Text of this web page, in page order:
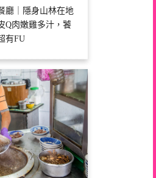
廳｜隱身山林在地
Q肉嫩雞多汁，饕
有FU